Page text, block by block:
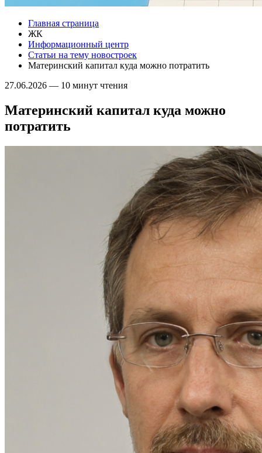
Главная страница
ЖК
Информационный центр
Статьи на тему новостроек
Материнский капитал куда можно потратить
27.06.2026 — 10 минут чтения
Материнский капитал куда можно
потратить